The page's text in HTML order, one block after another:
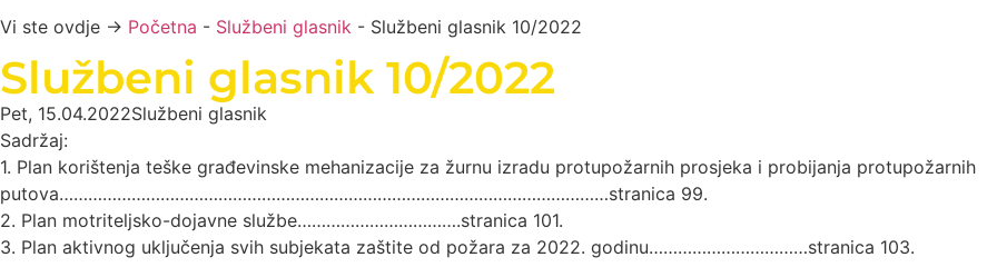
Vi ste ovdje → Početna - Službeni glasnik - Službeni glasnik 10/2022
Službeni glasnik 10/2022
Pet, 15.04.2022Službeni glasnik
Sadržaj:
1. Plan korištenja teške građevinske mehanizacije za žurnu izradu protupožarnih prosjeka i probijanja protupožarnih
putova……………………………………………………………………………………………………stranica 99.
2. Plan motriteljsko-dojavne službe…………………………….stranica 101.
3. Plan aktivnog uključenja svih subjekata zaštite od požara za 2022. godinu……………………………stranica 103.